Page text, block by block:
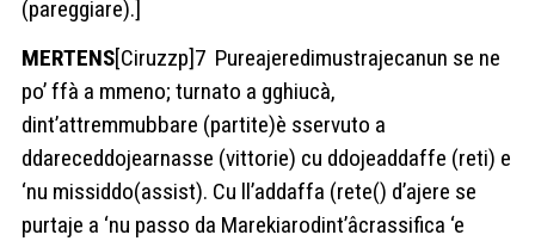
(pareggiare).]
MERTENS[Ciruzzp]7 Pureajeredimustrajecanun se ne
po’ ffà a mmeno; turnato a gghiucà,
dint’attremmubbare (partite)è sservuto a
ddareceddojearnasse (vittorie) cu ddojeaddaffe (reti) e
‘nu missiddo(assist). Cu ll’addaffa (rete() d’ajere se
purtaje a ‘nu passo da Marekiarodint’âcrassifica ‘e